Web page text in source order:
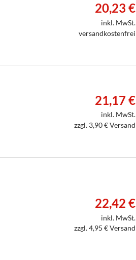
20,23 €
inkl. MwSt.
versandkostenfrei
21,17 €
inkl. MwSt.
zzgl. 3,90 € Versand
22,42 €
inkl. MwSt.
zzgl. 4,95 € Versand